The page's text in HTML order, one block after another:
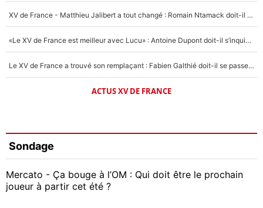
XV de France - Matthieu Jalibert a tout changé : Romain Ntamack doit-il s’inquiéter pour sa place à un an de la Coupe du monde ?
«Le XV de France est meilleur avec Lucu» : Antoine Dupont doit-il s’inquiéter pour sa place ?
Le XV de France a trouvé son remplaçant : Fabien Galthié doit-il se passer d'Antoine Dupont ?
ACTUS XV DE FRANCE
Sondage
Mercato - Ça bouge à l’OM : Qui doit être le prochain
joueur à partir cet été ?